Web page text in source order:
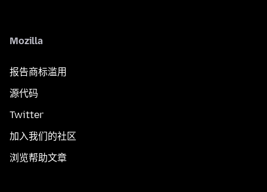
Mozilla
报告商标滥用
源代码
Twitter
加入我们的社区
浏览帮助文章